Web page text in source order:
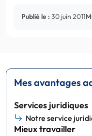
Publié le : 30 juin 2011
Mes avantages
Services juridiques
Notre service
Mieux travailler